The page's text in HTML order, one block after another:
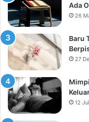
Ada
26
Baru
27
12